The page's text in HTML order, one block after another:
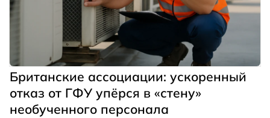
Британские ассоциации: ускоренный
отказ от ГФУ упёрся в «стену»
необученного персонала